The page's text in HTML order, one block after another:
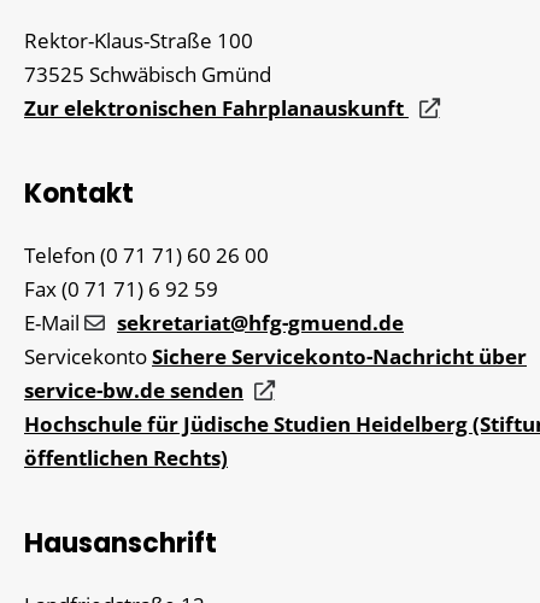
Rektor-Klaus-Straße 100
73525 Schwäbisch Gmünd
Zur elektronischen Fahrplanauskunft
Kontakt
Telefon (0 71 71) 60 26 00
Fax(0 71 71) 6 92 59
E-Mail
sekretariat@hfg-gmuend.de
ServicekontoSichere Servicekonto-Nachricht über
service-bw.de senden
Hochschule für Jüdische Studien Heidelberg
öffentlichen Rechts)
Hausanschrift